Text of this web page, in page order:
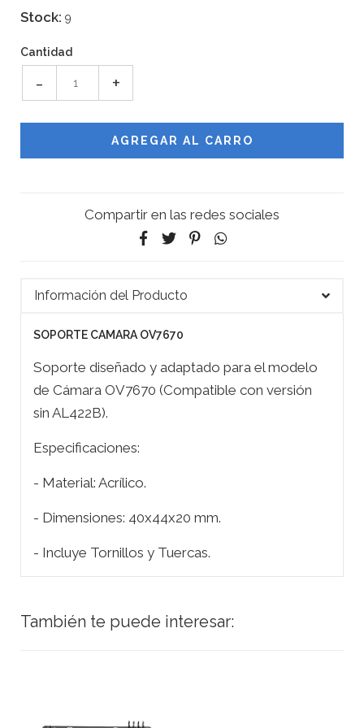
Stock: 9
Cantidad
- +
Compartir en las redes sociales
Información del Producto
SOPORTE CAMARA OV7670
Soporte diseñado y adaptado para el modelo
de Cámara OV7670 (Compatible con versión
sin AL422B).
Especificaciones:
- Material: Acrílico.
- Dimensiones: 40x44x20 mm.
- Incluye Tornillos y Tuercas.
También te puede interesar: